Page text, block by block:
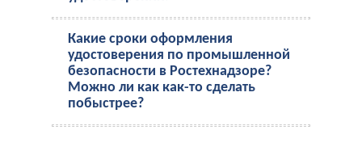
Какие сроки оформления
удостоверения по промышленной
безопасности в Ростехнадзоре?
Можно ли как как-то сделать
побыстрее?